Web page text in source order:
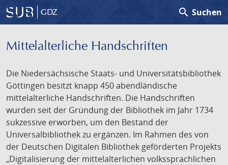
GDZ search Suchen
Mittelalterliche Handschriften
Die Niedersächsische Staats- und Universitätsbibliothek
Göttingen besitzt knapp 450 abendländische
mittelalterliche Handschriften. Die Handschriften
wurden seit der Gründung der Bibliothek im Jahr 1734
sukzessive erworben, um den Bestand der
Universalbibliothek zu ergänzen. Im Rahmen des von
der Deutschen Digitalen Bibliothek geförderten Projekts
„Digitalisierung der mittelalterlichen volkssprachlichen